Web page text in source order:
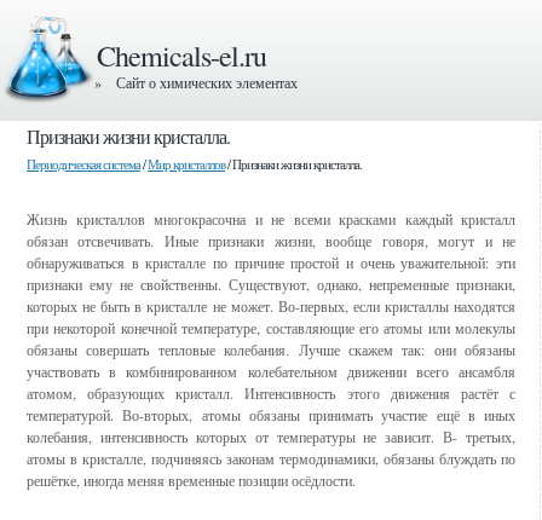
Chemicals-el.ru
» Сайт о химических элементах
Признаки жизни кристалла.
Периодическая система/Мир кристаллов/ Признаки жизни кристалла.
Жизнь кристаллов многокрасочна и не всеми красками каждый кристалл
обязан отсвечивать. Иные признаки жизни, вообще говоря, могут и не
обнаруживаться в кристалле по причине простой и очень уважительной: эти
признаки ему не свойственны. Существуют, однако, непременные признаки,
которых не быть в кристалле не может. Во-первых, если кристаллы находятся
при некоторой конечной температуре, составляющие его атомы или молекулы
обязаны совершать тепловые колебания. Лучше скажем так: они обязаны
участвовать в комбинированном колебательном движении всего ансамбля
атомом, образующих кристалл. Интенсивность этого движения растёт с
температурой. Во-вторых, атомы обязаны принимать участие ещё в иных
колебания, интенсивность которых от температуры не зависит. В- третьих,
атомы в кристалле, подчиняясь законам термодинамики, обязаны блуждать по
решётке, иногда меняя временные позиции осёдлости.